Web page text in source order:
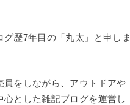
グ歴7年目の「丸太」と申しま
員をしながら、アウトドアや
心とした雑記ブログを運営し